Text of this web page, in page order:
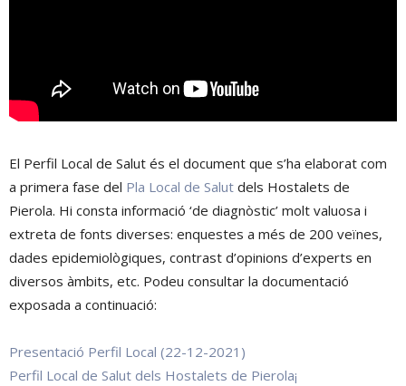
El Perfil Local de Salut és el document que s’ha elaborat com
a primera fase del Pla Local de Salut dels Hostalets de
Pierola. Hi consta informació ‘de diagnòstic’ molt valuosa i
extreta de fonts diverses: enquestes a més de 200 veïnes,
dades epidemiològiques, contrast d’opinions d’experts en
diversos àmbits, etc. Podeu consultar la documentació
exposada a continuació:
Presentació Perfil Local (22-12-2021)
Perfil Local de Salut dels Hostalets de Pierola¡